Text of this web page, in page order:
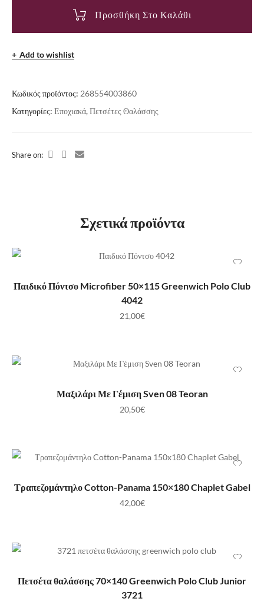
Προσθήκη Στο Καλάθι
Add to wishlist
Κωδικός προϊόντος: 268554003860
Κατηγορίες: Εποχιακά,Πετσέτες Θαλάσσης
Share on:
Σχετικά προϊόντα
ΠΡΟΣΘΉΚΗ ΣΤΟ ΚΑΛΆΘΙ
Παιδικό Πόντσο Microfiber 50×115 Greenwich Polo Club
4042
21,00€
ΠΡΟΣΘΉΚΗ ΣΤΟ ΚΑΛΆΘΙ
Μαξιλάρι Με Γέμιση Sven 08 Teoran
20,50€
ΠΡΟΣΘΉΚΗ ΣΤΟ ΚΑΛΆΘΙ
Τραπεζομάντηλο Cotton-Panama 150×180 Chaplet Gabel
42,00€
ΠΡΟΣΘΉΚΗ ΣΤΟ ΚΑΛΆΘΙ
Πετσέτα θαλάσσης 70×140 Greenwich Polo Club Junior
3721